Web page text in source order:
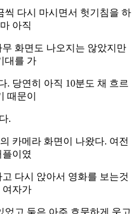
씩 다시 마시면서 헛기침을 하
아직
화면도 나오지는 않았지만
대를 가
. 당연히 아직 10분도 채 흐르
때문이
.
카메라 화면이 나왔다. 여전
이였
다시 앉아서 영화를 보는것
여자가
고 둘은 아주 흐뭇하게 웃고